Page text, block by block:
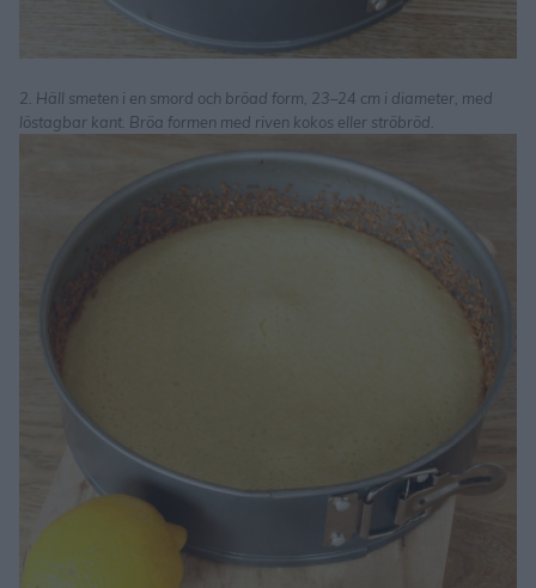
2. Häll smeten i en smord och bröad form, 23–24 cm i diameter, med
löstagbar kant. Bröa formen med riven kokos eller ströbröd.